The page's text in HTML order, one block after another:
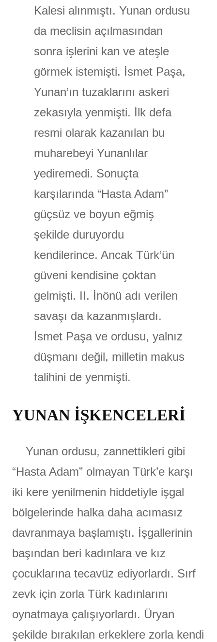
Kalesi alınmıştı. Yunan ordusu
da meclisin açılmasından
sonra işlerini kan ve ateşle
görmek istemişti. İsmet Paşa,
Yunan’ın tuzaklarını askeri
zekasıyla yenmişti. İlk defa
resmi olarak kazanılan bu
muharebeyi Yunanlılar
yediremedi. Sonuçta
karşılarında “Hasta Adam”
güçsüz ve boyun eğmiş
şekilde duruyordu
kendilerince. Ancak Türk’ün
güveni kendisine çoktan
gelmişti. II. İnönü adı verilen
savaşı da kazanmışlardı.
İsmet Paşa ve ordusu, yalnız
düşmanı değil, milletin makus
talihini de yenmişti.
YUNAN İŞKENCELERİ
Yunan ordusu, zannettikleri gibi
“Hasta Adam” olmayan Türk’e karşı
iki kere yenilmenin hiddetiyle işgal
bölgelerinde halka daha acımasız
davranmaya başlamıştı. İşgallerinin
başından beri kadınlara ve kız
çocuklarına tecavüz ediyorlardı. Sırf
zevk için zorla Türk kadınlarını
oynatmaya çalışıyorlardı. Üryan
şekilde bırakılan erkeklere zorla kendi